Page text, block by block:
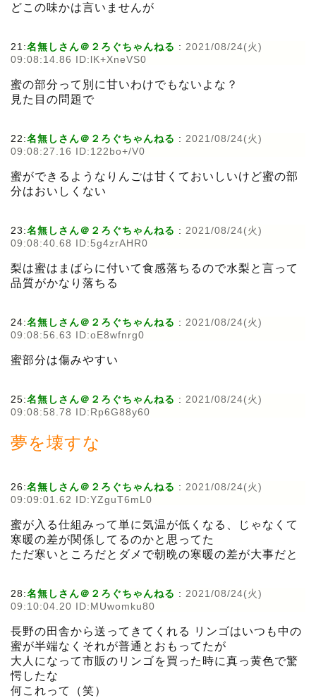
どこの味かは言いませんが
21:名無しさん＠２ろぐちゃんねる : 2021/08/24(火)
09:08:14.86 ID:lK+XneVS0
蜜の部分って別に甘いわけでもないよな？
見た目の問題で
22:名無しさん＠２ろぐちゃんねる : 2021/08/24(火)
09:08:27.16 ID:122bo+/V0
蜜ができるようなりんごは甘くておいしいけど蜜の部
分はおいしくない
23:名無しさん＠２ろぐちゃんねる : 2021/08/24(火)
09:08:40.68 ID:5g4zrAHR0
梨は蜜はまばらに付いて食感落ちるので水梨と言って
品質がかなり落ちる
24:名無しさん＠２ろぐちゃんねる : 2021/08/24(火)
09:08:56.63 ID:oE8wfnrg0
蜜部分は傷みやすい
25:名無しさん＠２ろぐちゃんねる : 2021/08/24(火)
09:08:58.78 ID:Rp6G88y60
夢を壊すな
26:名無しさん＠２ろぐちゃんねる : 2021/08/24(火)
09:09:01.62 ID:YZguT6mL0
蜜が入る仕組みって単に気温が低くなる、じゃなくて
寒暖の差が関係してるのかと思ってた
ただ寒いところだとダメで朝晩の寒暖の差が大事だと
28:名無しさん＠２ろぐちゃんねる : 2021/08/24(火)
09:10:04.20 ID:MUwomku80
長野の田舎から送ってきてくれる リンゴはいつも中の
蜜が半端なくそれが普通とおもってたが
大人になって市販のリンゴを買った時に真っ黄色で驚
愕したな
何これって（笑）